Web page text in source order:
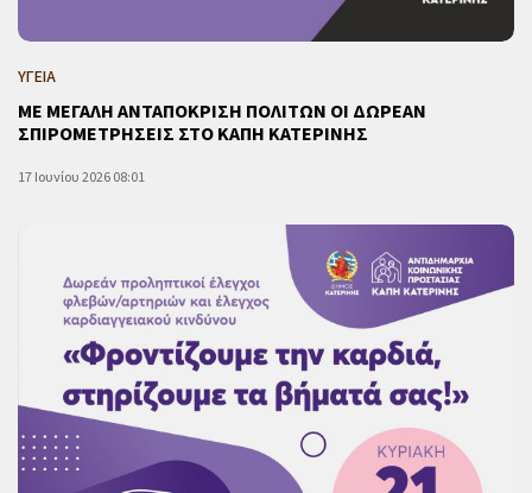
ΥΓΕΙΑ
ΜΕ ΜΕΓΑΛΗ ΑΝΤΑΠΟΚΡΙΣΗ ΠΟΛΙΤΩΝ ΟΙ ΔΩΡΕΑΝ
ΣΠΙΡΟΜΕΤΡΗΣΕΙΣ ΣΤΟ ΚΑΠΗ ΚΑΤΕΡΙΝΗΣ
17 Ιουνίου 2026 08:01